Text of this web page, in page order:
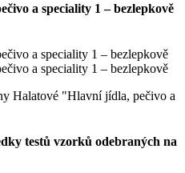
a speciality 1 – bezlepkově
Halatové "Hlavní jídla, pečivo a
testů vzorků odebraných na